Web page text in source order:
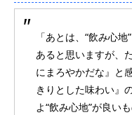
「あとは、“飲み心
あると思いますが、
にまろやかだな』と
きりとした味わい』
よ“飲み心地”が良い